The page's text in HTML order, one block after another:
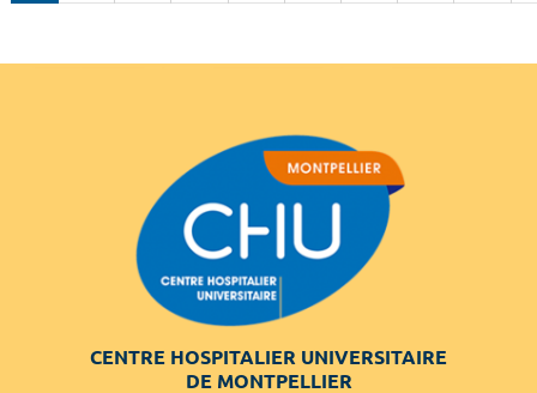
CENTRE HOSPITALIER UNIVERSITAIRE
DE MONTPELLIER